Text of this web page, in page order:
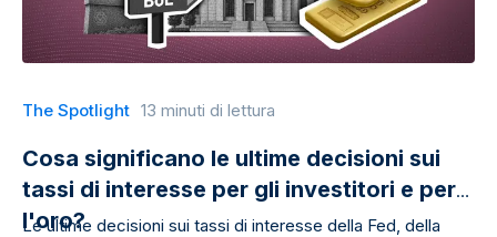
The Spotlight 13 minuti di lettura
Cosa significano le ultime decisioni sui
tassi di interesse per gli investitori e per
l'oro?
Le ultime decisioni sui tassi di interesse della Fed, della